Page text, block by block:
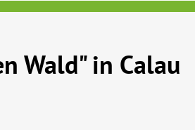
Wald" in Calau